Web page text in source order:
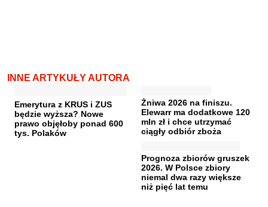
INNE ARTYKUŁY AUTORA
Emerytura z KRUS i ZUS
będzie wyższa? Nowe
prawo objęłoby ponad 600
tys. Polaków
Żniwa 2026 na finiszu.
Elewarr ma dodatkowe 120
mln zł i chce utrzymać
ciągły odbiór zboża
Prognoza zbiorów gruszek
2026. W Polsce zbiory
niemal dwa razy większe
niż pięć lat temu